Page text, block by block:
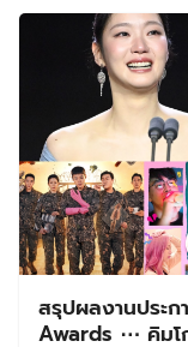
สรุปผลงานประ
Awards ⋯ คิมโ